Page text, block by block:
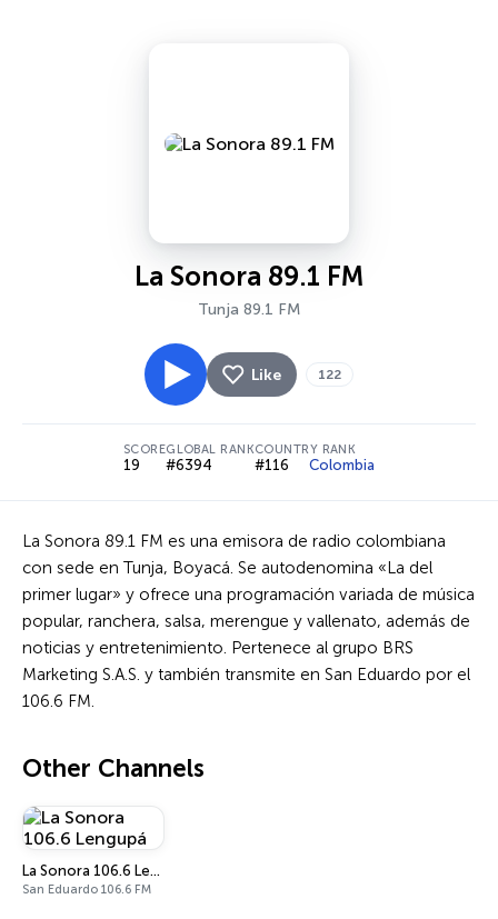
La Sonora 89.1 FM
Tunja 89.1 FM
Like 122
SCORE
19
GLOBAL RANK
#6394
COUNTRY RANK
#116 Colombia
La Sonora 89.1 FM es una emisora de radio colombiana
con sede en Tunja, Boyacá. Se autodenomina «La del
primer lugar» y ofrece una programación variada de música
popular, ranchera, salsa, merengue y vallenato, además de
noticias y entretenimiento. Pertenece al grupo BRS
Marketing S.A.S. y también transmite en San Eduardo por el
106.6 FM.
Other Channels
La Sonora 106.6 Lengupá
San Eduardo 106.6 FM